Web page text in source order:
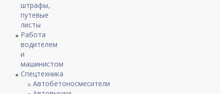
штрафы,
путевые
листы
Работа
водителем
и
машинистом
Спецтехника
Автобетоносмесители